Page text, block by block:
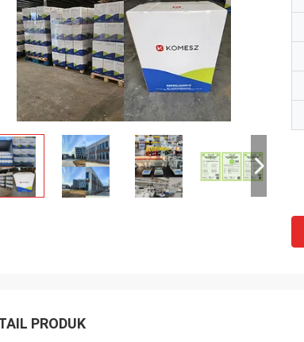
PRODUK